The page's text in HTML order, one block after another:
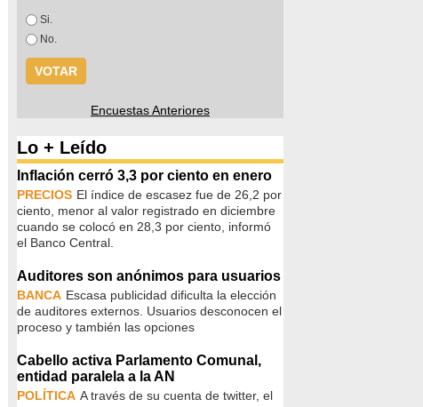
Opciones
Si.
No.
Encuestas Anteriores
Lo + Leído
Inflación cerró 3,3 por ciento en enero
PRECIOS El índice de escasez fue de 26,2 por
ciento, menor al valor registrado en diciembre
cuando se colocó en 28,3 por ciento, informó
el Banco Central.
Auditores son anónimos para usuarios
BANCA Escasa publicidad dificulta la elección
de auditores externos. Usuarios desconocen el
proceso y también las opciones
Cabello activa Parlamento Comunal,
entidad paralela a la AN
POLÍTICA A través de su cuenta de twitter, el